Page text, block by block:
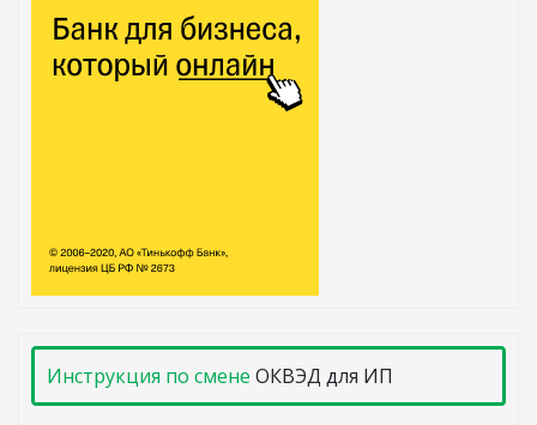
Инструкция по смене ОКВЭД для ИП